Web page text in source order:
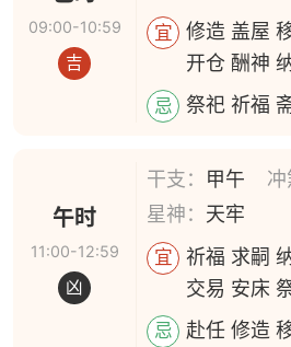
09:00-10:59
吉
宜
修造 盖屋
开仓 酬神
忌 祭祀 祈福
午时
11:00-12:59
凶
干支： 甲午 冲
星神： 天牢
宜
祈福 求嗣
交易 安床
忌 赴任 修造